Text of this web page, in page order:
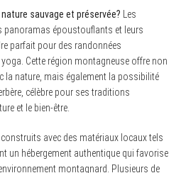
sauvage et préservée? Les
panoramas époustouflants et leurs
parfait pour des randonnées
Cette région montagneuse offre non
la nature, mais également la possibilité
célèbre pour ses traditions
et le bien-être.
avec des matériaux locaux tels
un hébergement authentique qui favorise
montagnard. Plusieurs de